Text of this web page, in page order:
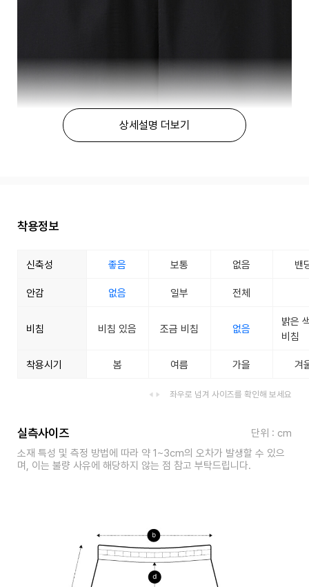
상세설명 더보기
착용정보
신축성 좋음 보통 없음 밴
안감 없음 일부 전체
비침 비침 있음 조금 비침 없음
밝은
비침
착용시기 봄 여름 가을 겨
좌우로 넘겨 사이즈를 확인해 보세요
실측사이즈
단위 : cm
소재 특성 및 측정 방법에 따라 약 1~3cm의 오차가 발생할 수 있으
며, 이는 불량 사유에 해당하지 않는 점 참고 부탁드립니다.